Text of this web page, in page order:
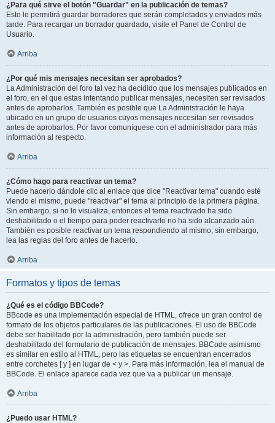
¿Para qué sirve el botón "Guardar" en la publicación de temas?
Esto le permitirá guardar borradores que serán completados y enviados más
tarde. Para recargar un borrador guardado, visite el Panel de Control de
Usuario.
Arriba
¿Por qué mis mensajes necesitan ser aprobados?
La Administración del foro tal vez ha decidido que los mensajes publicados en
el foro, en el que estas intentando publicar mensajes, necesiten ser revisados
antes de aprobarlos. También es posible que La Administración le haya
ubicado en un grupo de usuarios cuyos mensajes necesitan ser revisados
antes de aprobarlos. Por favor comuníquese con el administrador para más
información al respecto.
Arriba
¿Cómo hago para reactivar un tema?
Puede hacerlo dándole clic al enlace que dice "Reactivar tema" cuando esté
viendo el mismo, puede "reactivar" el tema al principio de la primera página.
Sin embargo, si no lo visualiza, entonces el tema reactivado ha sido
deshabilitado o el tiempo para poder reactivarlo no ha sido alcanzado aún.
También es posible reactivar un tema respondiendo al mismo, sin embargo,
lea las reglas del foro antes de hacerlo.
Arriba
Formatos y tipos de temas
¿Qué es el código BBCode?
BBcode es una implementación especial de HTML, ofrece un gran control de
formato de los objetos particulares de las publicaciones. El uso de BBCode
debe ser habilitado por la administración, pero también puede ser
deshabilitado del formulario de publicación de mensajes. BBCode asimismo
es similar en estilo al HTML, pero las etiquetas se encuentran encerrados
entre corchetes [ y ] en lugar de < y >. Para más información, lea el manual de
BBCode. El enlace aparece cada vez que va a publicar un mensaje.
Arriba
¿Puedo usar HTML?